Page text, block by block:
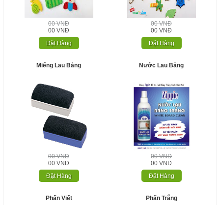
00 VNĐ
00 VNĐ
Đặt Hàng
00 VNĐ
00 VNĐ
Đặt Hàng
Miếng Lau Bảng
00 VNĐ
00 VNĐ
Đặt Hàng
Nước Lau Bảng
00 VNĐ
00 VNĐ
Đặt Hàng
Phấn Viết Phấn Trắng